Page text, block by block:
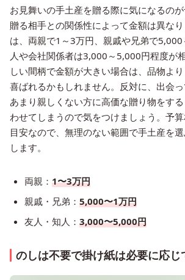
お見舞いの手土産を贈る際に気になるのが
贈る相手との関係性によって金額は異な
は、両親で1～3万円、親戚や兄弟で
人や会社関係者は3,000～5,000円程度が
しい間柄で金額が大きい場合は、品物よ
喜ばれるかもしれません。反対に、出会っ
あまり親しくない方に高価な贈り物をす
わせてしまうので気をつけましょう。予
目安なので、無理のない範囲で手土産を
します。
両親： 1〜3万円
親戚・兄弟： 5,000〜1万円
友人・知人： 3,000〜5,000円
のしは不要で掛け紙は必要に応じ